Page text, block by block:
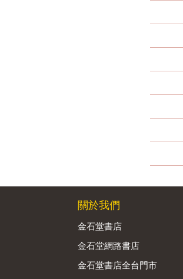
關於我們
金石堂書店
金石堂網路書店
金石堂書店全台門市